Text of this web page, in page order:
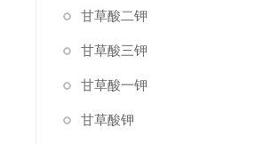
甘草酸二钾
甘草酸三钾
甘草酸一钾
甘草酸钾